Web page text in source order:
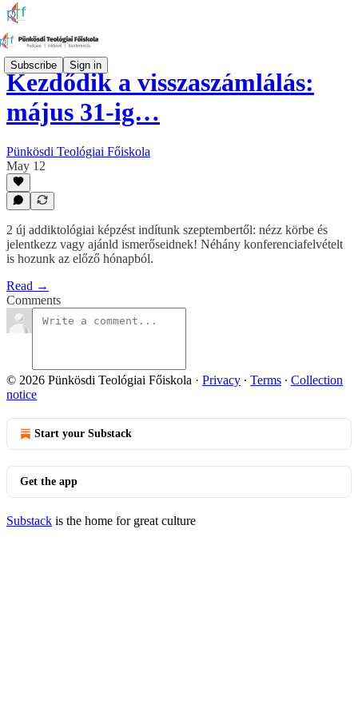
Subscribe Sign in
Kezdődik a visszaszámlálás:
május 31-ig…
Pünkösdi Teológiai Főiskola
May 12
2 új addiktológiai képzést indítunk szeptembertől: nézz körbe és
jelentkezz vagy ajánld ismerőseidnek! Néhány konferenciafelvételt
is hozunk az előző hónapból.
Read →
Comments
© 2026 Pünkösdi Teológiai Főiskola · Privacy ∙ Terms ∙ Collection
notice
Start your Substack
Get the app
Substack is the home for great culture